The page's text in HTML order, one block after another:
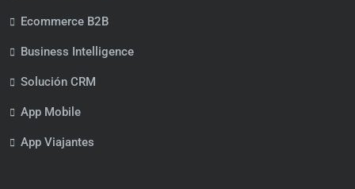
Ecommerce B2B
Business Intelligence
Solución CRM
App Mobile
App Viajantes